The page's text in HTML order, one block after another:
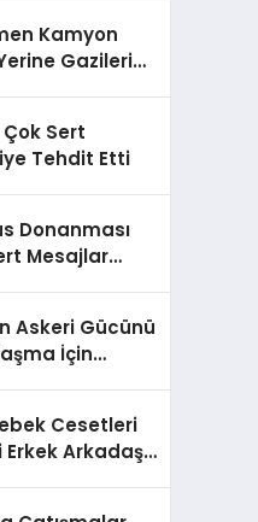
Kamyon
Gazileri
Çok Sert
Tehdit Etti
Donanması
Mesajlar
Askeri Gücünü
İçin
Cesetleri
Arkadaşı